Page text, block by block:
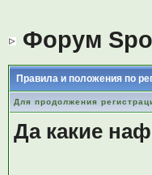
Форум
Правила и положения по
Для продолжения
Да какие